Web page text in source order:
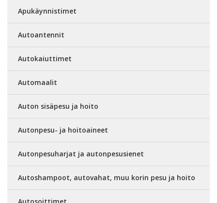
Apukäynnistimet
Autoantennit
Autokaiuttimet
Automaalit
Auton sisäpesu ja hoito
Autonpesu- ja hoitoaineet
Autonpesuharjat ja autonpesusienet
Autoshampoot, autovahat, muu korin pesu ja hoito